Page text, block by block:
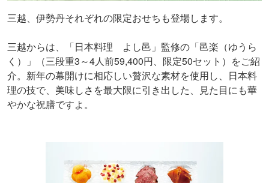
三越、伊勢丹それぞれの限定おせちも登場します。
三越からは、「日本料理 よし邑」監修の「邑楽（ゆうら
く）」（三段重3～4人前59,400円、限定50セット）をご紹
介。新年の幕開けに相応しい贅沢な素材を使用し、日本料
理の技で、美味しさを最大限に引き出した、見た目にも華
やかな祝膳ですよ。